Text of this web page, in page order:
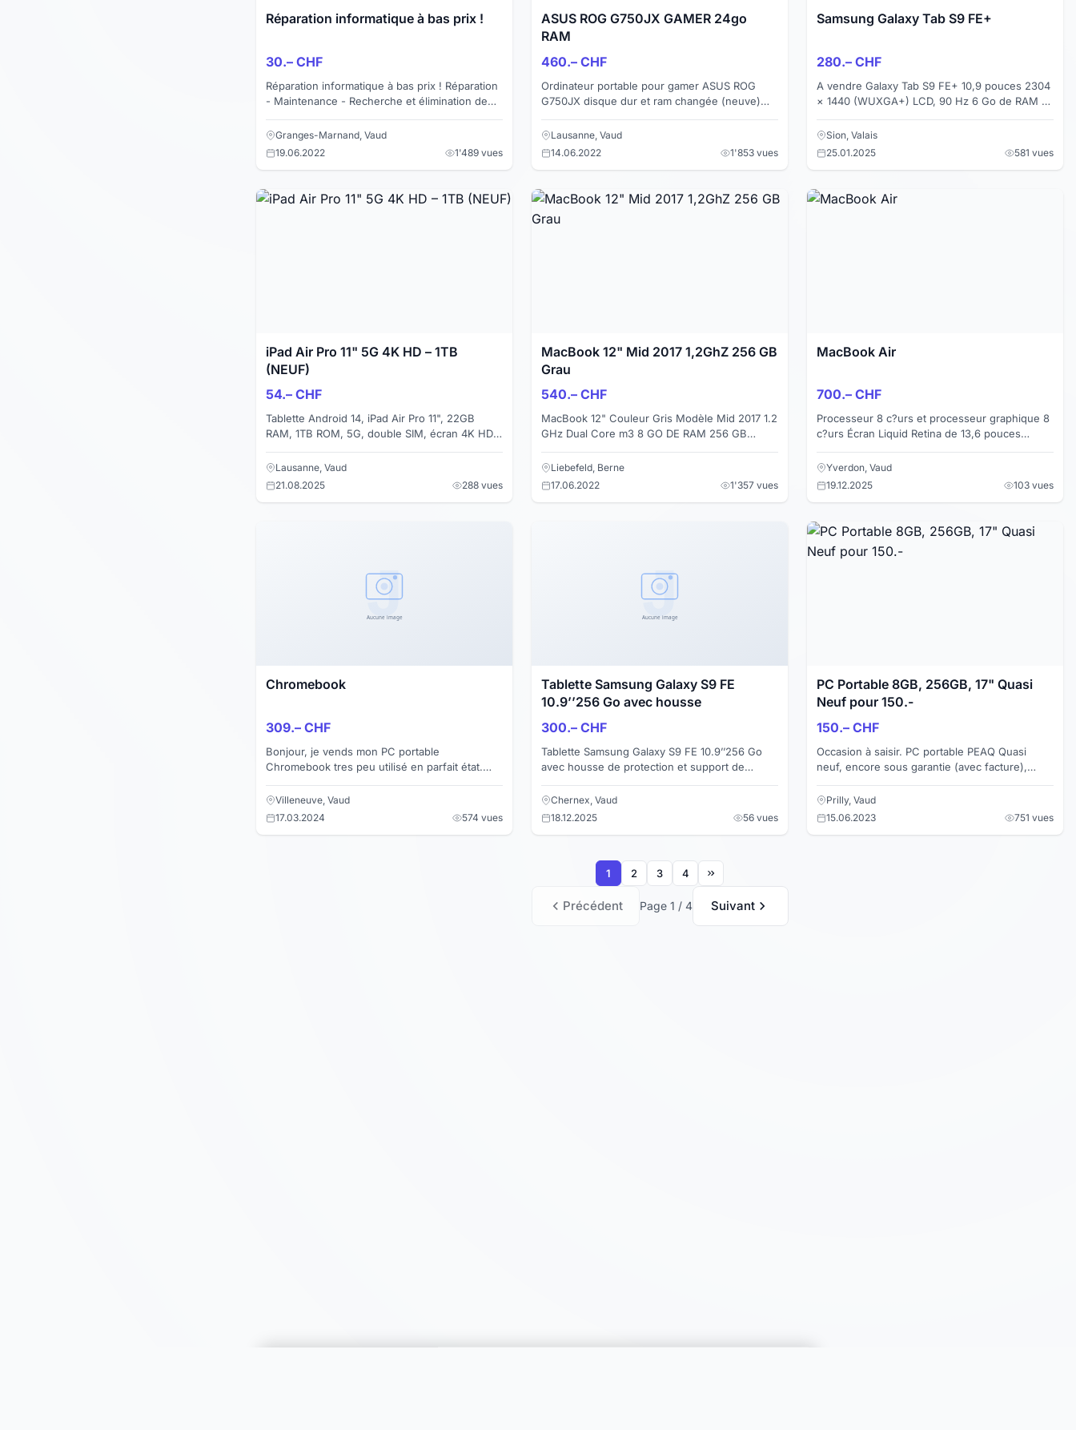
Réparation informatique à bas prix !
30.– CHF
Réparation informatique à bas prix ! Réparation
- Maintenance - Recherche et élimination de
Connexion in...
Granges-Marnand, Vaud
19.06.2022
1'489 vues
ASUS ROG G750JX GAMER 24go
RAM
460.– CHF
Ordinateur portable pour gamer ASUS ROG
G750JX disque dur et ram changée (neuve)
et le confort dans l...
Lausanne, Vaud
14.06.2022
1'853 vues
Samsung Galaxy Tab S9 FE+
280.– CHF
A vendre Galaxy Tab S9 FE+ 10,9 pouces 2304
× 1440 (WUXGA+) LCD, 90 Hz 6 Go de RAM +
Sion, Valais
25.01.2025
581 vues
iPad Air Pro 11" 5G 4K HD – 1TB
(NEUF)
54.– CHF
Tablette Android 14, iPad Air Pro 11", 22GB
RAM, 1TB ROM, 5G, double SIM, écran 4K HD,
appels vidéo. Livraison gratuite ! Une affaire en
or ! Lien d...
Lausanne, Vaud
21.08.2025
288 vues
MacBook 12" Mid 2017 1,2GhZ 256 GB
Grau
540.– CHF
MacBook 12" Couleur Gris Modèle Mid 2017 1.2
GHz Dual Core m3 8 GO DE RAM 256 GB
disque État D'affichage: comme neuf Condition
logement: très bo...
Liebefeld, Berne
17.06.2022
1'357 vues
MacBook Air
700.– CHF
Processeur 8 c?urs et processeur graphique 8
c?urs Écran Liquid Retina de 13,6 pouces
(diagonale), rétroéclairé par LED avec
technologie True Tone, 2...
Yverdon, Vaud
19.12.2025
103 vues
Chromebook
309.– CHF
Bonjour, je vends mon PC portable
Chromebook tres peu utilisé en parfait état.
Villeneuve, Vaud
17.03.2024
574 vues
Tablette Samsung Galaxy S9 FE
10.9’’256 Go avec housse
300.– CHF
Tablette Samsung Galaxy S9 FE 10.9’’256 Go
avec housse de protection et support de
presque neuf avec em...
Chernex, Vaud
18.12.2025
56 vues
PC Portable 8GB, 256GB, 17" Quasi
Neuf pour 150.-
150.– CHF
Occasion à saisir. PC portable PEAQ Quasi
neuf, encore sous garantie (avec facture),
base : 579.- Céd...
Prilly, Vaud
15.06.2023
751 vues
Précédent Page 1 / 4 Suivant
1 2 3 4